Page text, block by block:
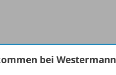
bei Westermann